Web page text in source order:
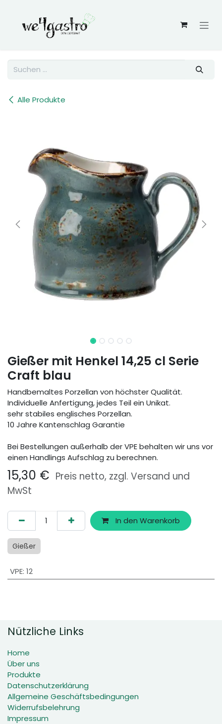
Alle Produkte
Gießer mit Henkel 14,25 cl Serie
Craft blau
Handbemaltes Porzellan von höchster Qualität.
Individuelle Anfertigung, jedes Teil ein Unikat.
sehr stabiles englisches Porzellan.
10 Jahre Kantenschlag Garantie
Bei Bestellungen außerhalb der VPE behalten wir uns vor
einen Handlings Aufschlag zu berechnen.
15,30 € Preis netto, zzgl. Versand und
MwSt
In den Warenkorb
Gießer
VPE: 12
Nützliche Links
Home
Über uns
Produkte
Datenschutzerklärung
Allgemeine Geschäftsbedingungen
Widerrufsbelehrung
Impressum